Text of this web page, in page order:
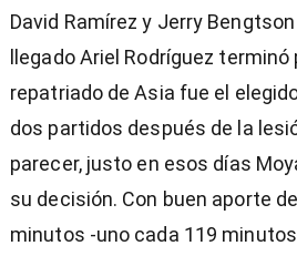
David Ramírez y Jerry
llegado Ariel Rodríguez terminó
repatriado de Asia fue el
dos partidos después de la
parecer, justo en esos días
su decisión. Con buen aporte
minutos -uno cada 119